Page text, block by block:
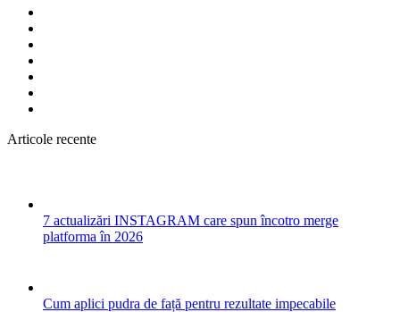
Articole recente
7 actualizări INSTAGRAM care spun încotro merge
platforma în 2026
Cum aplici pudra de față pentru rezultate impecabile